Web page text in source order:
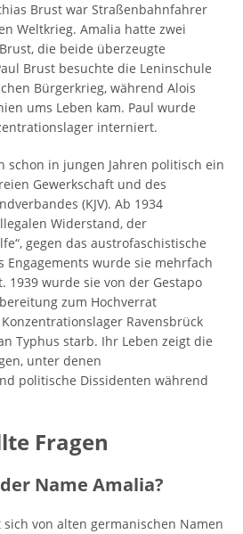
Brust war Straßenbahnfahrer
Weltkrieg. Amalia hatte zwei
die beide überzeugte
Brust besuchte die Leninschule
Bürgerkrieg, während Alois
ums Leben kam. Paul wurde
interniert.
schon in jungen Jahren politisch ein
Gewerkschaft und des
(KJV). Ab 1934
Widerstand, der
gegen das austrofaschistische
Engagements wurde sie mehrfach
wurde sie von der Gestapo
zum Hochverrat
Ravensbrück
Typhus starb. Ihr Leben zeigt die
unter denen
politische Dissidenten während
Fragen
Name Amalia?
von alten germanischen Namen